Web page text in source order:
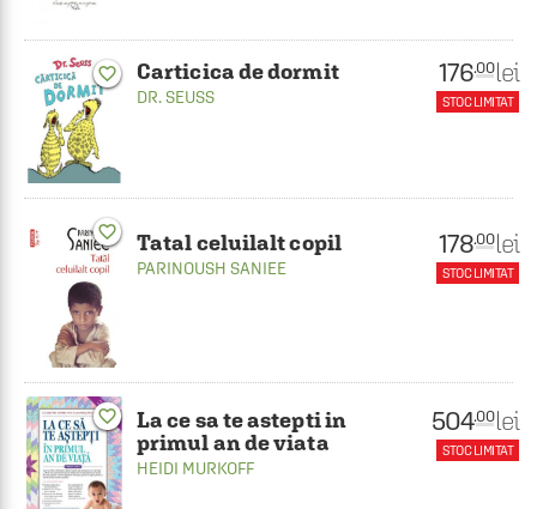
favorite_border Carticica de dormit
DR. SEUSS
176.00 lei
STOC LIMITAT
favorite_border Tatal celuilalt copil
PARINOUSH SANIEE
178.00 lei
STOC LIMITAT
favorite_border
La ce sa te astepti in
primul an de viata
HEIDI MURKOFF
504.00 lei
STOC LIMITAT